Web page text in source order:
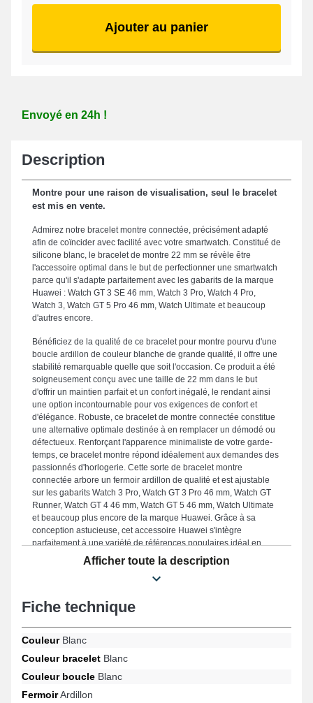
Ajouter au panier
Envoyé en 24h !
Description
Montre pour une raison de visualisation, seul le bracelet
est mis en vente.
Admirez notre bracelet montre connectée, précisément adapté
afin de coïncider avec facilité avec votre smartwatch. Constitué de
silicone blanc, le bracelet de montre 22 mm se révèle être
l'accessoire optimal dans le but de perfectionner une smartwatch
parce qu'il s'adapte parfaitement avec les gabarits de la marque
Huawei : Watch GT 3 SE 46 mm, Watch 3 Pro, Watch 4 Pro,
Watch 3, Watch GT 5 Pro 46 mm, Watch Ultimate et beaucoup
d'autres encore.
Bénéficiez de la qualité de ce bracelet pour montre pourvu d'une
boucle ardillon de couleur blanche de grande qualité, il offre une
stabilité remarquable quelle que soit l'occasion. Ce produit a été
soigneusement conçu avec une taille de 22 mm dans le but
d'offrir un maintien parfait et un confort inégalé, le rendant ainsi
une option incontournable pour vos exigences de confort et
d'élégance. Robuste, ce bracelet de montre connectée constitue
une alternative optimale destinée à en remplacer un démodé ou
défectueux. Renforçant l'apparence minimaliste de votre garde-
temps, ce bracelet montre répond idéalement aux demandes des
passionnés d'horlogerie. Cette sorte de bracelet montre
connectée arbore un fermoir ardillon de qualité et est ajustable
sur les gabarits Watch 3 Pro, Watch GT 3 Pro 46 mm, Watch GT
Runner, Watch GT 4 46 mm, Watch GT 5 46 mm, Watch Ultimate
et beaucoup plus encore de la marque Huawei. Grâce à sa
conception astucieuse, cet accessoire Huawei s'intègre
parfaitement à une variété de références populaires idéal en
toutes circonstances.Afficher toute la description
Fiche technique
CouleurBlanc
Couleur bracelet Blanc
Couleur boucle Blanc
FermoirArdillon